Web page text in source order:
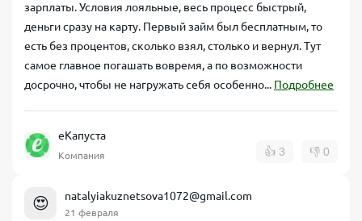
зарплаты. Условия лояльные, весь процесс быстрый,
деньги сразу на карту. Первый займ был бесплатным, то
есть без процентов, сколько взял, столько и вернул. Тут
самое главное погашать вовремя, а по возможности
досрочно, чтобы не нагружать себя особенно... Подробнее
еКапуста
Компания 👍 3 👎 0
😍 natalyiakuznetsova1072@gmail.com
21 февраля